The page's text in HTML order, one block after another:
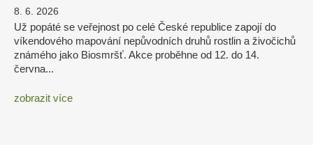
8. 6. 2026
Už popáté se veřejnost po celé České republice zapojí do
víkendového mapování nepůvodních druhů rostlin a živočichů
známého jako Biosmršť. Akce proběhne od 12. do 14.
června...
zobrazit více